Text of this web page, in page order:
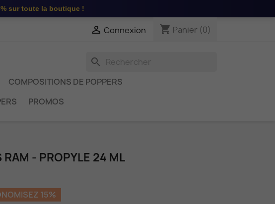
sur toute la boutique !
 Connexion shopping_cart Panier (0)
search
COMPOSITIONS DE POPPERS
PROMOS
RAM - PROPYLE 24 ML
15%